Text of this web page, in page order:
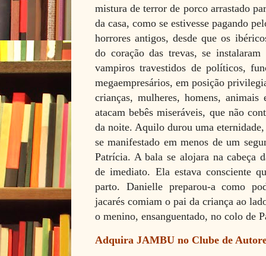
mistura de terror de porco arrastado
da casa, como se estivesse pagando
horrores antigos, desde que os
do coração das trevas, se
vampiros travestidos de políticos,
megaempresários, em posição
crianças, mulheres, homens, animais
atacam bebês miseráveis, que não
da noite. Aquilo durou uma eternidade,
se manifestado em menos de um
Patrícia. A bala se alojara na cabeça
de imediato. Ela estava consciente
parto. Danielle preparou-a como
jacarés comiam o pai da criança ao
o menino, ensanguentado, no colo de
Adquira JAMBU no Clube de